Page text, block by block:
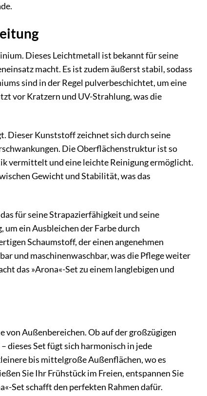
Dieses Leichtmetall ist bekannt für seine
macht. Es ist zudem äußerst stabil, sodass
sind in der Regel pulverbeschichtet, um eine
vor Kratzern und UV-Strahlung, was die
Dieser Kunststoff zeichnet sich durch seine
Die Oberflächenstruktur ist so
vermittelt und eine leichte Reinigung ermöglicht.
Gewicht und Stabilität, was das
für seine Strapazierfähigkeit und seine
ein Ausbleichen der Farbe durch
Schaumstoff, der einen angenehmen
und maschinenwaschbar, was die Pflege weiter
das »Arona«-Set zu einem langlebigen und
von Außenbereichen. Ob auf der großzügigen
dieses Set fügt sich harmonisch in jede
bis mittelgroße Außenflächen, wo es
Sie Ihr Frühstück im Freien, entspannen Sie
Set schafft den perfekten Rahmen dafür.